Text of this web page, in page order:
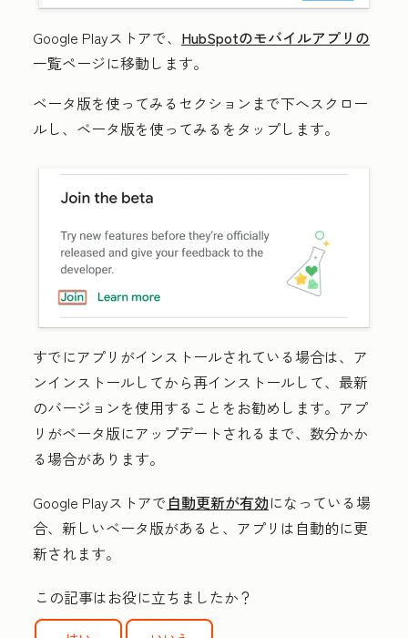
Google Playストアで、 HubSpotのモバイルアプリの
一覧ページに移動します。
ベータ版を使ってみる セクションまで下へスクロー
ルし、 ベータ版を使ってみる をタップします。
すでにアプリがインストールされている場合は、ア
ンインストールしてから再インストールして、最新
のバージョンを使用することをお勧めします。アプ
リがベータ版にアップデートされるまで、数分かか
る場合があります。
Google Playストアで自動更新が有効になっている場
合、新しいベータ版があると、アプリは自動的に更
新されます。
この記事はお役に立ちましたか？